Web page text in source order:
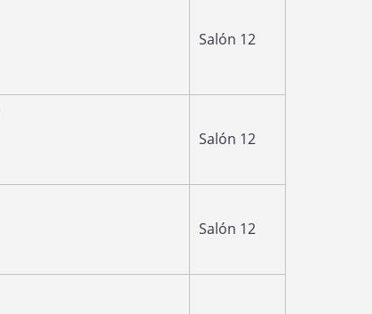
Salón 12
Salón 12
Salón 12